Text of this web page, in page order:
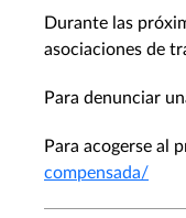
Durante las
asociaciones de
Para denunciar
Para acogerse al
compensada/